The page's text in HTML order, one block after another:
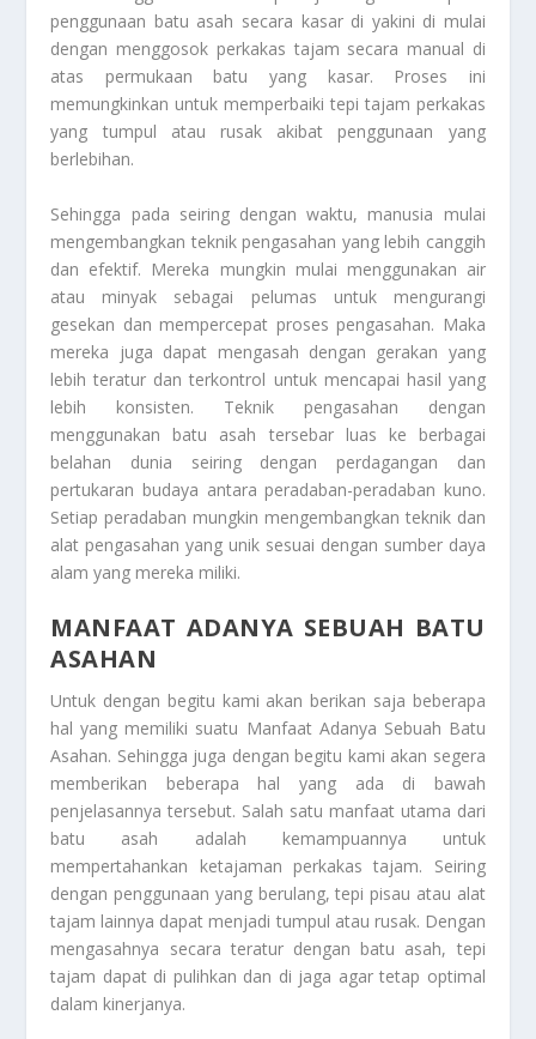
penggunaan batu asah secara kasar di yakini di mulai
dengan menggosok perkakas tajam secara manual di
atas permukaan batu yang kasar. Proses ini
memungkinkan untuk memperbaiki tepi tajam perkakas
yang tumpul atau rusak akibat penggunaan yang
berlebihan.
Sehingga pada seiring dengan waktu, manusia mulai
mengembangkan teknik pengasahan yang lebih canggih
dan efektif. Mereka mungkin mulai menggunakan air
atau minyak sebagai pelumas untuk mengurangi
gesekan dan mempercepat proses pengasahan. Maka
mereka juga dapat mengasah dengan gerakan yang
lebih teratur dan terkontrol untuk mencapai hasil yang
lebih konsisten. Teknik pengasahan dengan
menggunakan batu asah tersebar luas ke berbagai
belahan dunia seiring dengan perdagangan dan
pertukaran budaya antara peradaban-peradaban kuno.
Setiap peradaban mungkin mengembangkan teknik dan
alat pengasahan yang unik sesuai dengan sumber daya
alam yang mereka miliki.
MANFAAT ADANYA SEBUAH BATU
ASAHAN
Untuk dengan begitu kami akan berikan saja beberapa
hal yang memiliki suatu Manfaat Adanya Sebuah Batu
Asahan. Sehingga juga dengan begitu kami akan segera
memberikan beberapa hal yang ada di bawah
penjelasannya tersebut. Salah satu manfaat utama dari
batu asah adalah kemampuannya untuk
mempertahankan ketajaman perkakas tajam. Seiring
dengan penggunaan yang berulang, tepi pisau atau alat
tajam lainnya dapat menjadi tumpul atau rusak. Dengan
mengasahnya secara teratur dengan batu asah, tepi
tajam dapat di pulihkan dan di jaga agar tetap optimal
dalam kinerjanya.